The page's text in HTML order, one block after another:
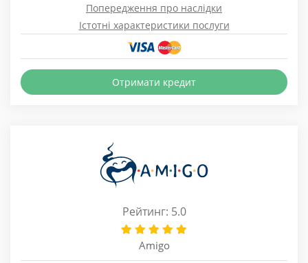
Попередження про наслідки
Істотні характеристики послуги
Отримати кредит
Рейтинг: 5.0
Amigo